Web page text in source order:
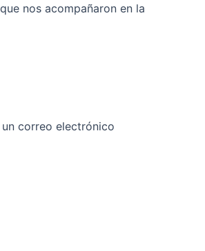
nos acompañaron en la
un correo electrónico